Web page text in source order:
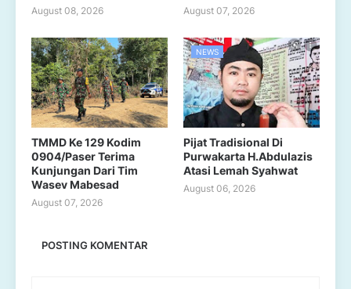
August 08, 2026 August 07, 2026
TMMD Ke 129 Kodim
0904/Paser Terima
Kunjungan Dari Tim
Wasev Mabesad
August 07, 2026
NEWS
Pijat Tradisional Di
Purwakarta H.Abdulazis
Atasi Lemah Syahwat
August 06, 2026
POSTING KOMENTAR